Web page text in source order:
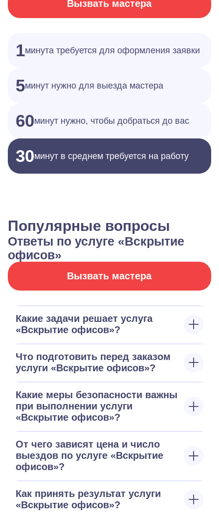
Вызвать мастера
1минута требуется для оформления заявки
5минут нужно для выезда мастера
60минут нужно, чтобы добраться до вас
30минут в среднем требуется на работу
Популярные вопросы
Ответы по услуге «Вскрытие
офисов»
Вызвать мастера
Какие задачи решает услуга
«Вскрытие офисов»?
Что подготовить перед заказом
услуги «Вскрытие офисов»?
Какие меры безопасности важны
при выполнении услуги
«Вскрытие офисов»?
От чего зависят цена и число
выездов по услуге «Вскрытие
офисов»?
Как принять результат услуги
«Вскрытие офисов»?